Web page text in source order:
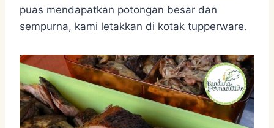
puas mendapatkan potongan besar dan
sempurna, kami letakkan di kotak tupperware.